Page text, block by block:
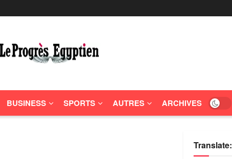
BUSINESS SPORTS AUTRES ARCHIVES
Translate: